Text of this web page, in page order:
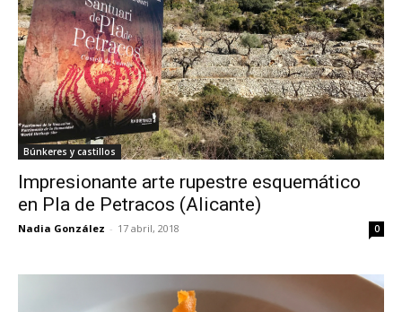
Búnkeres y castillos
Impresionante arte rupestre esquemático
en Pla de Petracos (Alicante)
Nadia González - 17 abril, 2018 0